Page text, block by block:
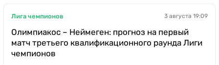
Лига чемпионов 3 августа 19:09
Олимпиакос – Неймеген: прогноз на первый
матч третьего квалификационного раунда Лиги
чемпионов